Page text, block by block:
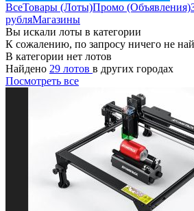
ВсеТовары (Лоты)Промо (Объявления)
рубляМагазины
Вы искали лоты в категории
К сожалению, по запросу ничего не
В категории нет лотов
Найдено 29 лотов в других городах
Посмотреть все